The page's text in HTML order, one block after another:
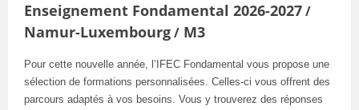
Enseignement Fondamental 2026-2027/
Namur-Luxembourg/ M3
Pour cette nouvelle année, l’IFEC Fondamental vous propose une
sélection de formations personnalisées. Celles-ci vous offrent des
parcours adaptés à vos besoins. Vous y trouverez des réponses